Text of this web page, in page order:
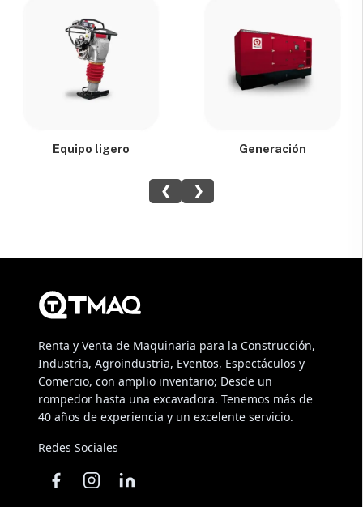
Equipo ligero Generación
❮ ❯
Renta y Venta de Maquinaria para la Construcción,
Industria, Agroindustria, Eventos, Espectáculos y
Comercio, con amplio inventario; Desde un
rompedor hasta una excavadora. Tenemos más de
40 años de experiencia y un excelente servicio.
Redes Sociales